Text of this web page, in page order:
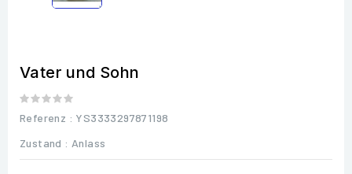
Vater und Sohn
Referenz : YS3333297871198
Zustand : Anlass